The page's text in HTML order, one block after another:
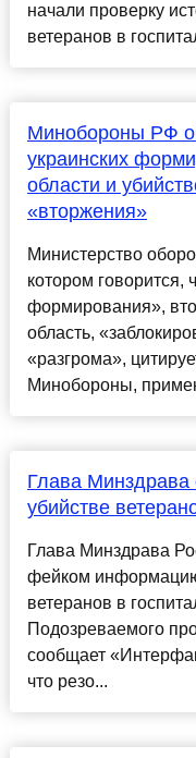
начали проверку
ветеранов в
Минобороны РФ
украинских
области и
«вторжения»
Министерство
котором говорится,
формирования»,
область,
«разгрома»,
Минобороны,
Глава
убийстве
Глава Минздрава
фейком
ветеранов в
Подозреваемого
сообщает
что резо...